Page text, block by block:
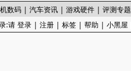
数码 |汽车资讯 |游戏硬件 |评测专题
:请登录 |注册 |标签 |帮助 |小黑屋